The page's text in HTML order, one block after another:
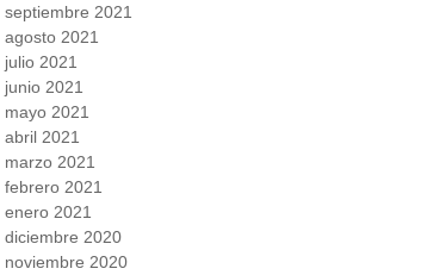
septiembre 2021
agosto 2021
julio 2021
junio 2021
mayo 2021
abril 2021
marzo 2021
febrero 2021
enero 2021
diciembre 2020
noviembre 2020